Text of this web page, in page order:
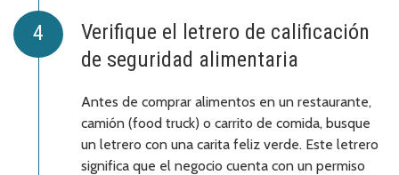
Verifique el letrero de calificación
de seguridad alimentaria
Antes de comprar alimentos en un restaurante,
camión (food truck) o carrito de comida, busque
un letrero con una carita feliz verde. Este letrero
significa que el negocio cuenta con un permiso